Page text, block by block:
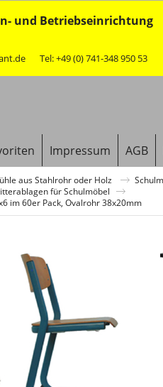
und Betriebseinrichtung
Tel: +49 (0) 741-348 950 53
Impressum AGB
aus Stahlrohr oder Holz
für Schulmöbel
im 60er Pack, Ovalrohr 38x20mm